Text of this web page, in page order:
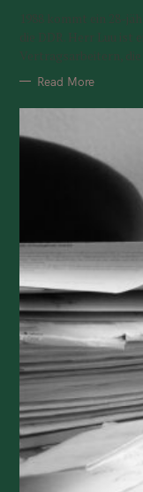
1988 kommt ein 28-
die DDR. Herr Luu ist
Vertragsarbeitern, die
Read More